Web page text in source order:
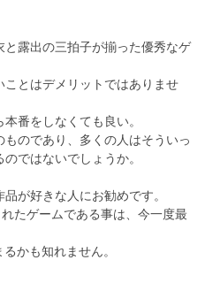
露出の三拍子が揃った優秀なゲ
とはデメリットではありませ
番をしなくても良い。
のであり、多くの人はそういっ
ではないでしょうか。
が好きな人にお勧めです。
たゲームである事は、今一度最
かも知れません。